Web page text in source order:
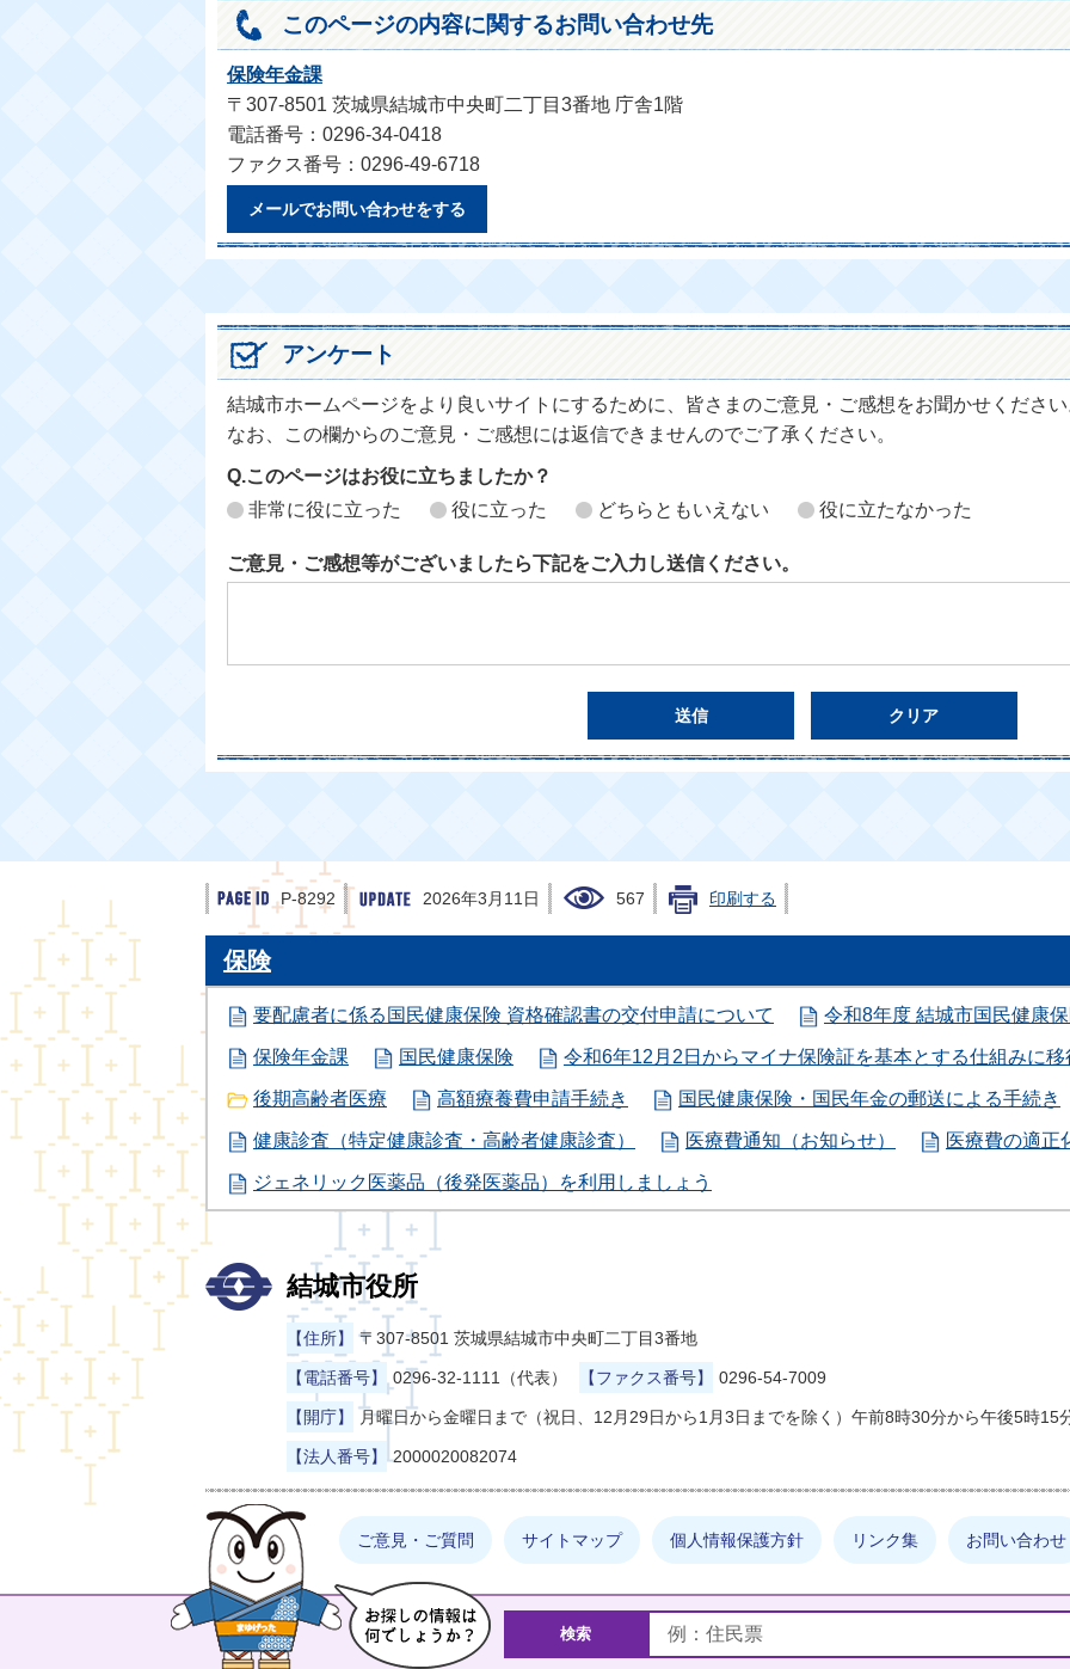
まゆげった
検索
お探しの情報は何でしょうか？
このページの内容に関するお問い合わせ先
保険年金課
〒307-8501 茨城県結城市中央町二丁目3番地 庁舎1階
電話番号：0296-34-0418
ファクス番号：0296-49-6718
メールでお問い合わせをする
アンケート
結城市ホームページをより良いサイトにするために、皆さまのご意見・ご感想をお聞かせくださ
なお、この欄からのご意見・ご感想には返信できませんのでご了承ください。
Q.このページはお役に立ちましたか？
非常に役に立った
役に立った どちらともいえない 役に立たなかった
ご意見・ご感想等がございましたら下記をご入力し送信ください。
P-8292 2026年3月11日 567 印刷する
保険
要配慮者に係る国民健康保険 資格確認書の交付申請について 令和8年度 結城市国民健康
保険年金課 国民健康保険 令和6年12月2日からマイナ保険証を基本とする仕組みに
後期高齢者医療 高額療養費申請手続き 国民健康保険・国民年金の郵送による手続き
健康診査（特定健康診査・高齢者健康診査） 医療費通知（お知らせ） 医療費の適正
ジェネリック医薬品（後発医薬品）を利用しましょう
結城市役所
【住所】 〒307-8501 茨城県結城市中央町二丁目3番地
【電話番号】 0296-32-1111（代表） 【ファクス番号】 0296-54-7009
【開庁】 月曜日から金曜日まで（祝日、12月29日から1月3日までを除く）午前8時30分から午後5時15
【法人番号】 2000020082074
ご意見・ご質問 サイトマップ 個人情報保護方針 リンク集 お問い合わせ